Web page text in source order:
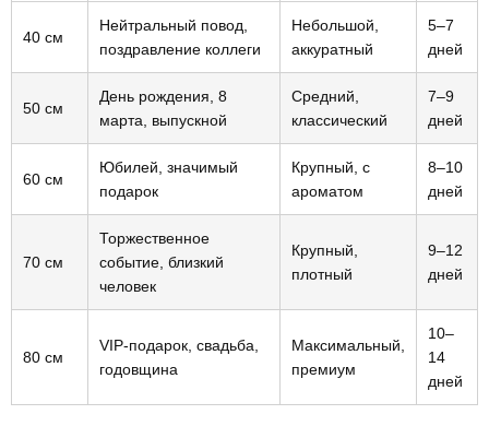
40 см
Нейтральный повод,
поздравление коллеги
Небольшой,
аккуратный
5–7
дней
50 см
День рождения, 8
марта, выпускной
Средний,
классический
7–9
дней
60 см
Юбилей, значимый
подарок
Крупный, с
ароматом
8–10
дней
70 см
Торжественное
событие, близкий
человек
Крупный,
плотный
9–12
дней
80 см
VIP-подарок, свадьба,
годовщина
Максимальный,
премиум
10–
14
дней